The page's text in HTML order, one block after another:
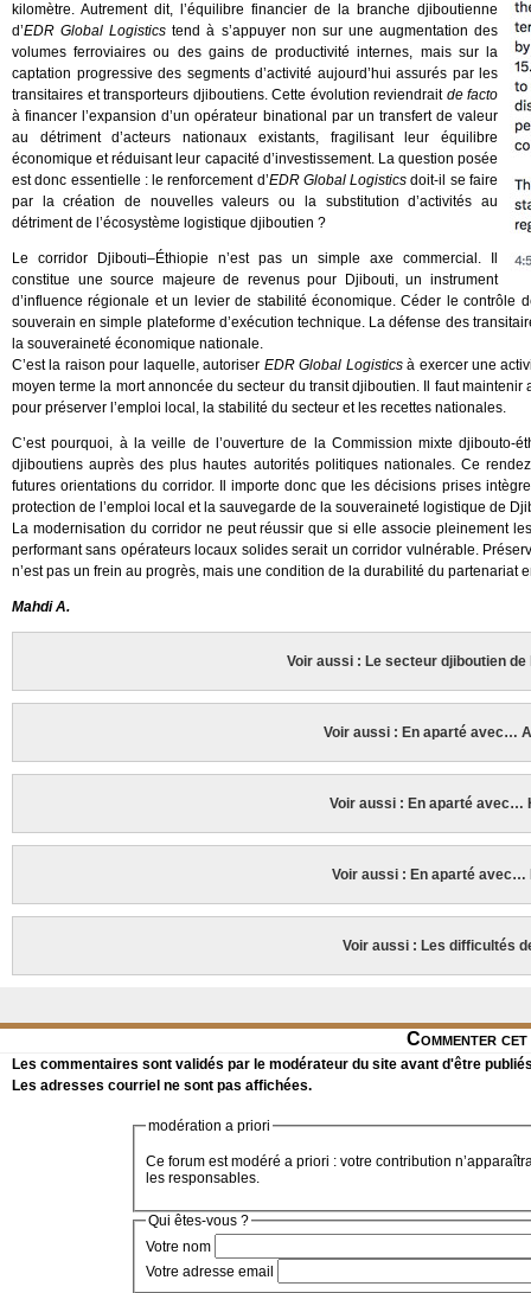
kilomètre. Autrement dit, l’équilibre financier de la branche djiboutienne
d’EDR Global Logistics tend à s’appuyer non sur une augmentation des
volumes ferroviaires ou des gains de productivité internes, mais sur la
captation progressive des segments d’activité aujourd’hui assurés par les
transitaires et transporteurs djiboutiens. Cette évolution reviendrait de facto
à financer l’expansion d’un opérateur binational par un transfert de valeur
au détriment d’acteurs nationaux existants, fragilisant leur équilibre
économique et réduisant leur capacité d’investissement. La question posée
est donc essentielle : le renforcement d’EDR Global Logistics doit-il se faire
par la création de nouvelles valeurs ou la substitution d’activités au
détriment de l’écosystème logistique djiboutien ?
Le corridor Djibouti–Éthiopie n’est pas un simple axe commercial. Il
constitue une source majeure de revenus pour Djibouti, un instrument
d’influence régionale et un levier de stabilité économique. Céder le contrôle
souverain en simple plateforme d’exécution technique. La défense des
la souveraineté économique nationale.
C’est la raison pour laquelle, autoriser EDR Global Logisticsà exercer une
moyen terme la mort annoncée du secteur du transit djiboutien. Il faut
pour préserver l’emploi local, la stabilité du secteur et les recettes nationales.
C’est pourquoi, à la veille de l’ouverture de la Commission mixte djibouto-
djiboutiens auprès des plus hautes autorités politiques nationales. Ce
futures orientations du corridor. Il importe donc que les décisions prises
protection de l’emploi local et la sauvegarde de la souveraineté logistique de
La modernisation du corridor ne peut réussir que si elle associe pleinement
performant sans opérateurs locaux solides serait un corridor vulnérable.
n’est pas un frein au progrès, mais une condition de la durabilité du partenariat
Mahdi A.
Voir aussi : Le secteur djiboutien
Voir aussi : En aparté avec…
Voir aussi : En aparté avec…
Voir aussi : En aparté avec…
Voir aussi : Les difficultés
Commenter
Les commentaires sont validés par le modérateur du site avant d'être
Les adresses courriel ne sont pas affichées.
modération a priori
Ce forum est modéré a priori : votre contribution
les responsables.
Qui êtes-vous ?
Votre nom
Votre adresse email